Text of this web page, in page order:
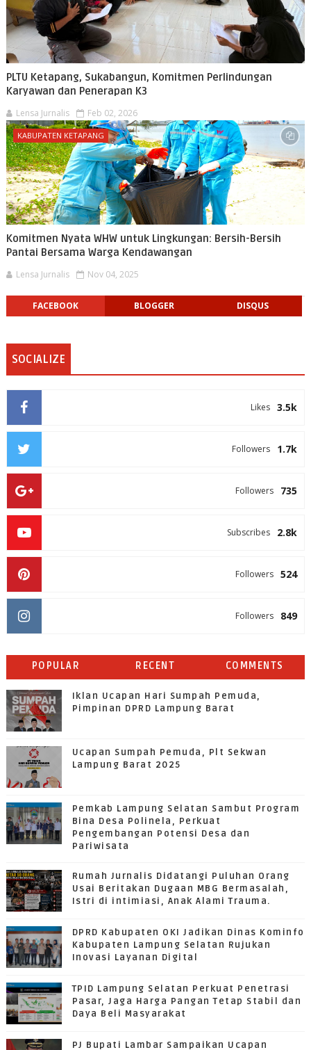
PLTU Ketapang, Sukabangun, Komitmen Perlindungan
Karyawan dan Penerapan K3
Lensa Jurnalis Feb 02, 2026
KABUPATEN KETAPANG
Komitmen Nyata WHW untuk Lingkungan: Bersih-Bersih
Pantai Bersama Warga Kendawangan
Lensa Jurnalis Nov 04, 2025
FACEBOOK BLOGGER DISQUS
SOCIALIZE
3.5k
Likes
1.7k
Followers
735
Followers
2.8k
Subscribes
524
Followers
849
Followers
POPULAR RECENT COMMENTS
Iklan Ucapan Hari Sumpah Pemuda,
Pimpinan DPRD Lampung Barat
Ucapan Sumpah Pemuda, Plt Sekwan
Lampung Barat 2025
Pemkab Lampung Selatan Sambut Program
Bina Desa Polinela, Perkuat
Pengembangan Potensi Desa dan
Pariwisata
Rumah Jurnalis Didatangi Puluhan Orang
Usai Beritakan Dugaan MBG Bermasalah,
Istri di intimiasi, Anak Alami Trauma.
DPRD Kabupaten OKI Jadikan Dinas Kominfo
Kabupaten Lampung Selatan Rujukan
Inovasi Layanan Digital
TPID Lampung Selatan Perkuat Penetrasi
Pasar, Jaga Harga Pangan Tetap Stabil dan
Daya Beli Masyarakat
PJ Bupati Lambar Sampaikan Ucapan